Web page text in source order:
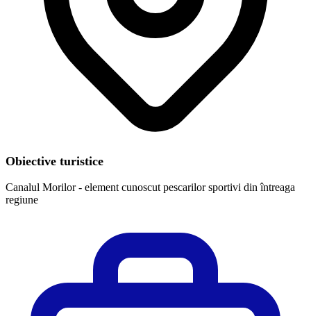
Obiective turistice
Canalul Morilor - element cunoscut pescarilor sportivi din întreaga
regiune